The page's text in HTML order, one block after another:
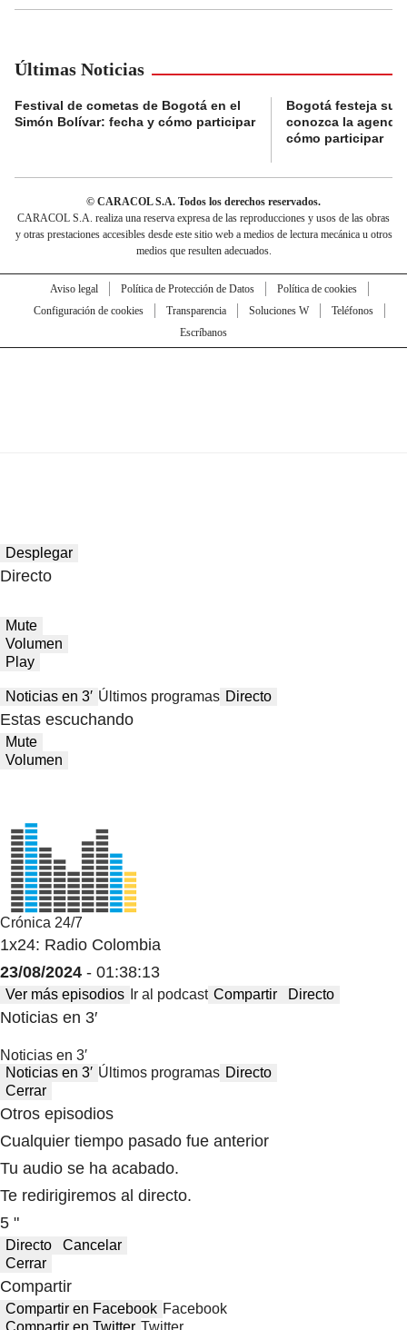
Últimas Noticias
Festival de cometas de Bogotá en el
Simón Bolívar: fecha y cómo participar
Bogotá festeja su
conozca la
cómo participar
© CARACOL S.A. Todos los derechos reservados.
CARACOL S.A. realiza una reserva expresa de las reproducciones y usos de las obras
y otras prestaciones accesibles desde este sitio web a medios de lectura mecánica u otros
medios que resulten adecuados.
Aviso legal Política de Protección de Datos
Política de cookies
Configuración de cookies
Transparencia Soluciones W
Teléfonos
Escríbanos
Desplegar
Directo
Mute
Volumen
Play
Noticias en 3′ Últimos programas Directo
Estas escuchando
Mute
Volumen
Crónica 24/7
1x24: Radio Colombia
23/08/2024 - 01:38:13
Ver más episodios Ir al podcast Compartir Directo
Noticias en 3′
Noticias en 3′
Noticias en 3′ Últimos programas Directo
Cerrar
Otros episodios
Cualquier tiempo pasado fue anterior
Tu audio se ha acabado.
Te redirigiremos al directo.
5 "
Directo
Cancelar
Cerrar
Compartir
Compartir en Facebook Facebook